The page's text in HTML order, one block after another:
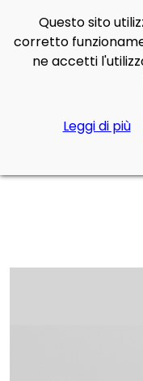
Side Navigation
Prodotti
Questo sito
corretto
ne accetti
Leggi di più